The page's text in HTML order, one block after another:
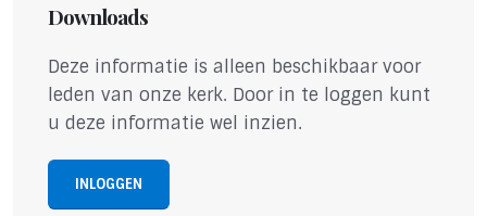
Downloads
Deze informatie is alleen beschikbaar voor
leden van onze kerk. Door in te loggen kunt
u deze informatie wel inzien.
INLOGGEN